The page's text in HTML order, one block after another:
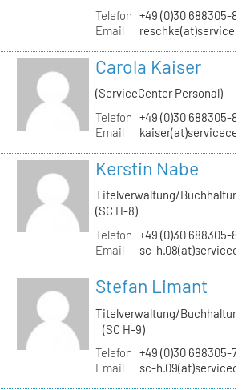
Telefon +49 (0)30 688305-
Email
Carola Kaiser
(ServiceCenter Personal)
Telefon +49 (0)30 688305-
Email
Kerstin Nabe
Titelverwaltung/
(SC H-8)
Telefon +49 (0)30 688305-
Email
sc-
Stefan Limant
Titelverwaltung/
(SC H-9)
Telefon +49 (0)30 688305-
Email
sc-